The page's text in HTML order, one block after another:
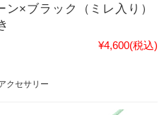
×ブラック（ミレ入り）
¥4,600(税込)
クセサリー